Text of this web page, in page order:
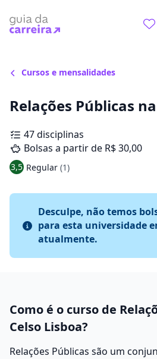
Cursos e mensalidades
Relações Públicas
47 disciplinas
Bolsas a partir de R$ 30,00
3,5 Regular (1)
Desculpe, não temos
para esta universidade
atualmente.
Como é o curso de
Celso Lisboa?
Relações Públicas são um